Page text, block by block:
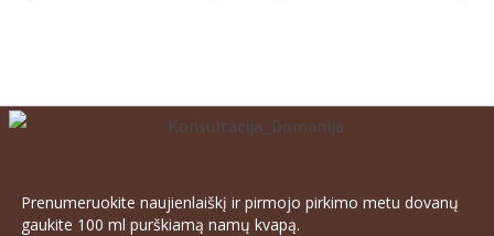
Prenumeruokite naujienlaiškį ir pirmojo pirkimo metu dovanų
gaukite 100 ml purškiamą namų kvapą.